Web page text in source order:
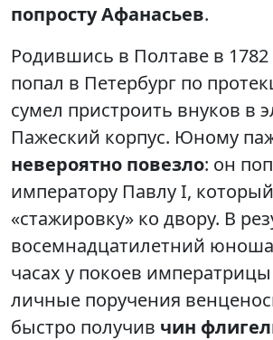
попросту Афанасьев.
Родившись в Полтаве в 1782
попал в Петербург по
сумел пристроить внуков в
Пажеский корпус. Юному
невероятно повезло: он
императору Павлу I,
«стажировку» ко двору. В
восемнадцатилетний
часах у покоев
личные поручения
быстро получив чин